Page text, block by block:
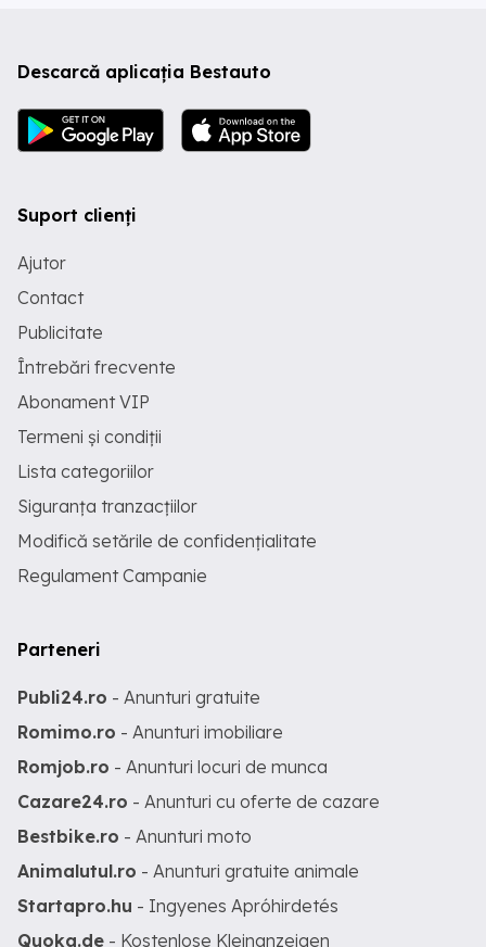
Descarcă aplicația Bestauto
Suport clienți
Ajutor
Contact
Publicitate
Întrebări frecvente
Abonament VIP
Termeni și condiții
Lista categoriilor
Siguranța tranzacțiilor
Modifică setările de confidențialitate
Regulament Campanie
Parteneri
Publi24.ro - Anunturi gratuite
Romimo.ro - Anunturi imobiliare
Romjob.ro - Anunturi locuri de munca
Cazare24.ro - Anunturi cu oferte de cazare
Bestbike.ro - Anunturi moto
Animalutul.ro - Anunturi gratuite animale
Startapro.hu - Ingyenes Apróhirdetés
Quoka.de - Kostenlose Kleinanzeigen